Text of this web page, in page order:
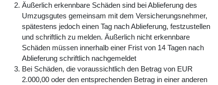
Äußerlich erkennbare Schäden sind bei Ablieferung des
Umzugsgutes gemeinsam mit dem Versicherungsnehmer,
spätestens jedoch einen Tag nach Ablieferung, festzustellen
und schriftlich zu melden. Äußerlich nicht erkennbare
Schäden müssen innerhalb einer Frist von 14 Tagen nach
Ablieferung schriftlich nachgemeldet
Bei Schäden, die voraussichtlich den Betrag von EUR
2.000,00 oder den entsprechenden Betrag in einer anderen